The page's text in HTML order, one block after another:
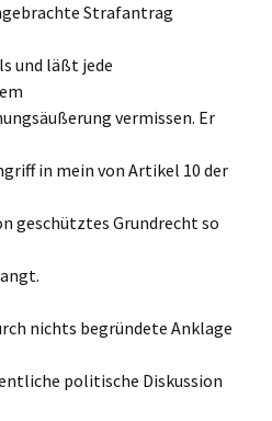
Strafantrag
und läßt jede
vermissen. Er
in mein von Artikel 10 der
geschütztes Grundrecht so
nichts begründete Anklage
politische Diskussion